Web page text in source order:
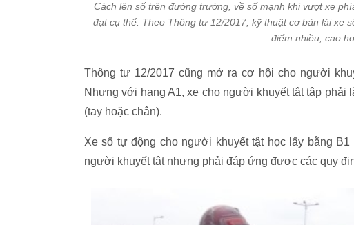
Cách lên số trên đường trường, về số mạnh khi vượt xe
đạt cụ thể. Theo Thông tư 12/2017, kỹ thuật cơ bản lái xe
điểm nhiều, cao
Thông tư 12/2017 cũng mở ra cơ hội cho người
Nhưng với hạng A1, xe cho người khuyết tật tập phải
(tay hoặc chân).
Xe số tự động cho người khuyết tật học lấy bằng
người khuyết tật nhưng phải đáp ứng được các quy